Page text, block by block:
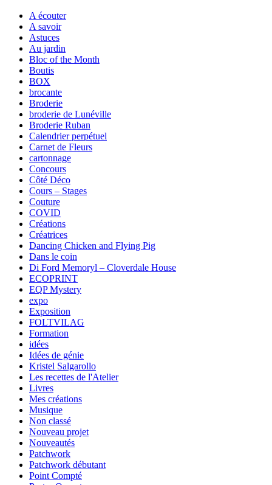
A écouter
A savoir
Astuces
Au jardin
Bloc of the Month
Boutis
BOX
brocante
Broderie
broderie de Lunéville
Broderie Ruban
Calendrier perpétuel
Carnet de Fleurs
cartonnage
Concours
Côté Déco
Cours – Stages
Couture
COVID
Créations
Créatrices
Dancing Chicken and Flying Pig
Dans le coin
Di Ford Memoryl – Cloverdale House
ECOPRINT
EQP Mystery
expo
Exposition
FOLTVILAG
Formation
idées
Idées de génie
Kristel Salgarollo
Les recettes de l'Atelier
Livres
Mes créations
Musique
Non classé
Nouveau projet
Nouveautés
Patchwork
Patchwork débutant
Point Compté